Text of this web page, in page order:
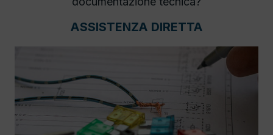
ASSISTENZA DIRETTA